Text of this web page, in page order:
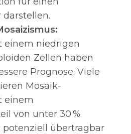
darstellen.
einem niedrigen
Zellen haben
Prognose. Viele
Mosaik-
einem
von unter 30 %
übertragbar